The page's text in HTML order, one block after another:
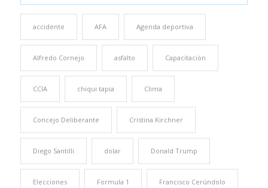
accidente AFA Agenda deportiva
Alfredo Cornejo asfalto Capacitación
CCIA chiqui tapia Clima
Concejo Deliberante Cristina Kirchner
Diego Santilli dolar Donald Trump
Elecciones Formula 1 Francisco Cerúndolo